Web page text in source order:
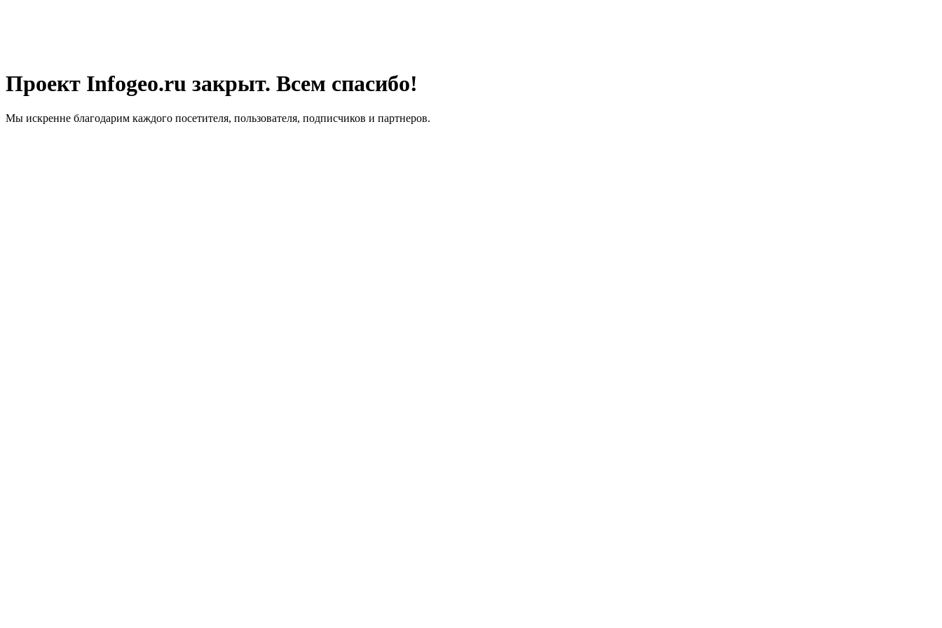
Проект Infogeo.ru закрыт. Всем спасибо!
Мы искренне благодарим каждого посетителя, пользователя, подписчиков и партнеров.